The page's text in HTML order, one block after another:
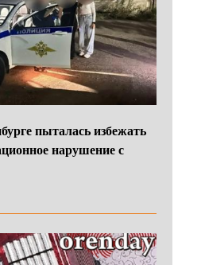
пыталась избежать
нарушение с